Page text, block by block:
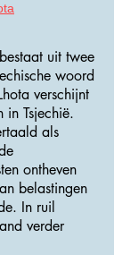
uit twee
woord
verschijnt
in Tsjechië.
als
ontheven
belastingen
In ruil
verder